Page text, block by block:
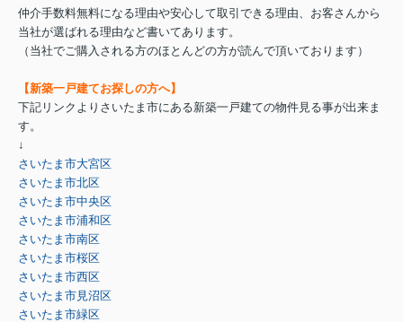
仲介手数料無料になる理由や安心して取引できる理由、お客さんから
当社が選ばれる理由など書いてあります。
（当社でご購入される方のほとんどの方が読んで頂いております）
【新築一戸建てお探しの方へ】
下記リンクよりさいたま市にある新築一戸建ての物件見る事が出来ま
す。
↓
さいたま市大宮区
さいたま市北区
さいたま市中央区
さいたま市浦和区
さいたま市南区
さいたま市桜区
さいたま市西区
さいたま市見沼区
さいたま市緑区